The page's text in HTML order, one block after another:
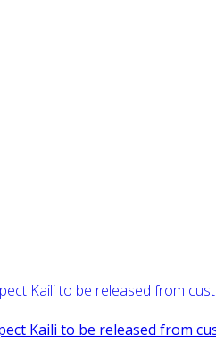
Kaili to be released from